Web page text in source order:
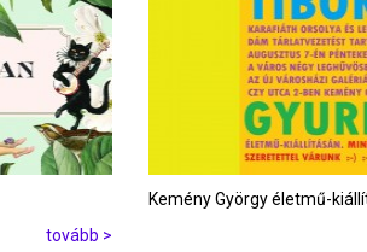
tovább >
Kemény György életmű-